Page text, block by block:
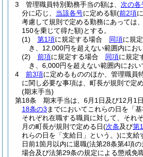
3
管理職員特別勤務手当の額は、 次の各
分に応じ、 当該各号に定める額(前2項
考慮して規則で定める勤務にあっては
150を乗じて得た額)とする。
(1)
第1項に規定する場合 同項に規
き、12,000円を超えない範囲内にお
(2)
前項に規定する場合 同項に規定
き、6,000円を超えない範囲内にお
4
前3項に定めるもののほか、管理職員
に関し必要な事項は、町長が規則で定め
(期末手当)
第18条
期末手当は、6月1日及び12月1日
18条の3 までにおいてこれらの日を「
それぞれ在職する職員に対して、それ
月の町長が規則で定める日(次条及び第
れらの日を「支給日」という。)に支給
日前1箇月以内に退職(法第28条第4項
場合及び法第29条の規定による懲戒免